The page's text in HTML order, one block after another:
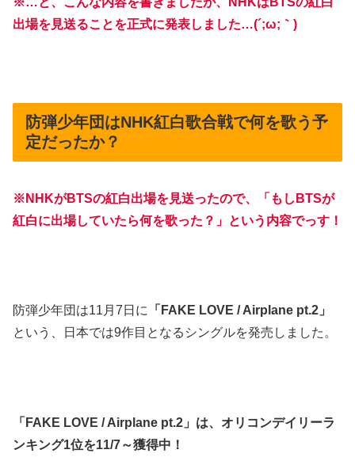
出場を見送ることを正式に発表しました…(´;ω;｀)
防弾少年団はNHK紅白歌合戦で何を歌う予
定だったか？
※NHKがBTSの紅白出場を見送ったので、「もしBTSが
紅白に出場していたら何を歌った？」という内容でっす！
防弾少年団は11月7日に
「FAKE LOVE / Airplane pt.2」
という、日本では9作目となるシングルを発売しました。
「FAKE LOVE / Airplane pt.2」は、オリコンデイリーラ
ンキング1位を11/7～獲得中！